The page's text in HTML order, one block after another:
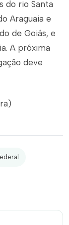
do rio Santa
Araguaia e
de Goiás, e
A próxima
deve